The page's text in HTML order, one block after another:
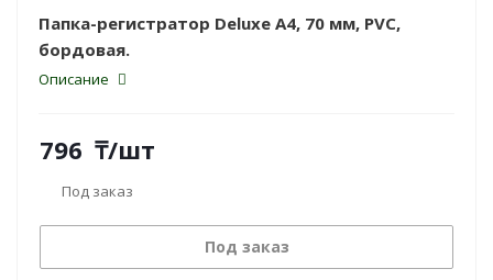
Папка-регистратор Deluxe A4, 70 мм, PVC,
бордовая.
Описание
796 ₸/шт
Под заказ
Под заказ